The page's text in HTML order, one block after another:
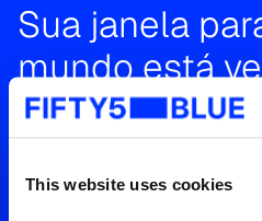
This website uses cookies
Sua janela
mundo está
Entre em
audiência